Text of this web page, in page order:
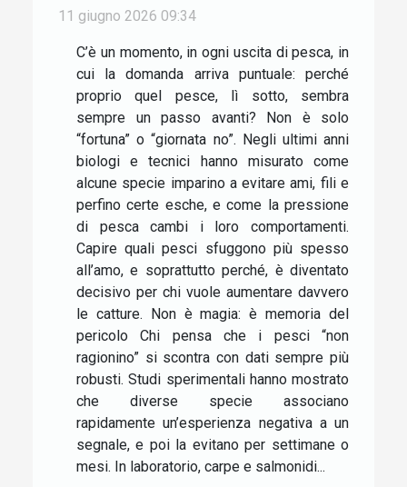
11 giugno 2026 09:34
C’è un momento, in ogni uscita di pesca, in
cui la domanda arriva puntuale: perché
proprio quel pesce, lì sotto, sembra
sempre un passo avanti? Non è solo
“fortuna” o “giornata no”. Negli ultimi anni
biologi e tecnici hanno misurato come
alcune specie imparino a evitare ami, fili e
perfino certe esche, e come la pressione
di pesca cambi i loro comportamenti.
Capire quali pesci sfuggono più spesso
all’amo, e soprattutto perché, è diventato
decisivo per chi vuole aumentare davvero
le catture. Non è magia: è memoria del
pericolo Chi pensa che i pesci “non
ragionino” si scontra con dati sempre più
robusti. Studi sperimentali hanno mostrato
che diverse specie associano
rapidamente un’esperienza negativa a un
segnale, e poi la evitano per settimane o
mesi. In laboratorio, carpe e salmonidi...